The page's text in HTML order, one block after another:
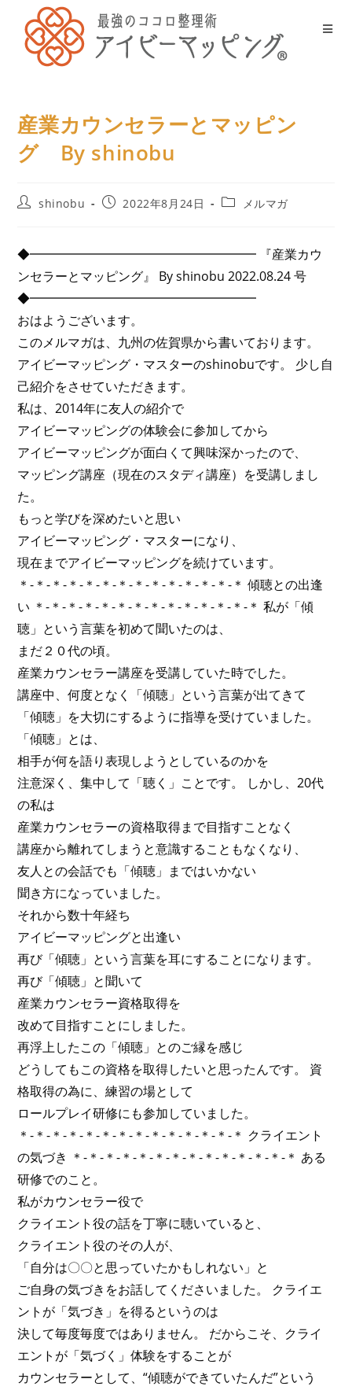
産業カウンセラーとマッピン
グ By shinobu
shinobu 2022年8月24日 メルマガ
◆━━━━━━━━━━━━━━━━━━ 『産業カウ
ンセラーとマッピング』 By shinobu 2022.08.24 号
◆━━━━━━━━━━━━━━━━━━
おはようございます。
このメルマガは、九州の佐賀県から書いております。
アイビーマッピング・マスターのshinobuです。 少し自
己紹介をさせていただきます。
私は、2014年に友人の紹介で
アイビーマッピングの体験会に参加してから
アイビーマッピングが面白くて興味深かったので、
マッピング講座（現在のスタディ講座）を受講しまし
た。
もっと学びを深めたいと思い
アイビーマッピング・マスターになり、
現在までアイビーマッピングを続けています。
＊-＊-＊-＊-＊-＊-＊-＊-＊-＊-＊-＊-＊-＊ 傾聴との出逢
い ＊-＊-＊-＊-＊-＊-＊-＊-＊-＊-＊-＊-＊-＊ 私が「傾
聴」という言葉を初めて聞いたのは、
まだ２０代の頃。
産業カウンセラー講座を受講していた時でした。
講座中、何度となく「傾聴」という言葉が出てきて
「傾聴」を大切にするように指導を受けていました。
「傾聴」とは、
相手が何を語り表現しようとしているのかを
注意深く、集中して「聴く」ことです。 しかし、20代
の私は
産業カウンセラーの資格取得まで目指すことなく
講座から離れてしまうと意識することもなくなり、
友人との会話でも「傾聴」まではいかない
聞き方になっていました。
それから数十年経ち
アイビーマッピングと出逢い
再び「傾聴」という言葉を耳にすることになります。
再び「傾聴」と聞いて
産業カウンセラー資格取得を
改めて目指すことにしました。
再浮上したこの「傾聴」とのご縁を感じ
どうしてもこの資格を取得したいと思ったんです。 資
格取得の為に、練習の場として
ロールプレイ研修にも参加していました。
＊-＊-＊-＊-＊-＊-＊-＊-＊-＊-＊-＊-＊-＊ クライエント
の気づき ＊-＊-＊-＊-＊-＊-＊-＊-＊-＊-＊-＊-＊-＊ ある
研修でのこと。
私がカウンセラー役で
クライエント役の話を丁寧に聴いていると、
クライエント役のその人が、
「自分は〇〇と思っていたかもしれない」と
ご自身の気づきをお話してくださいました。 クライエ
ントが「気づき」を得るというのは
決して毎度毎度ではありません。 だからこそ、クライ
エントが「気づく」体験をすることが
カウンセラーとして、“傾聴ができていたんだ”という